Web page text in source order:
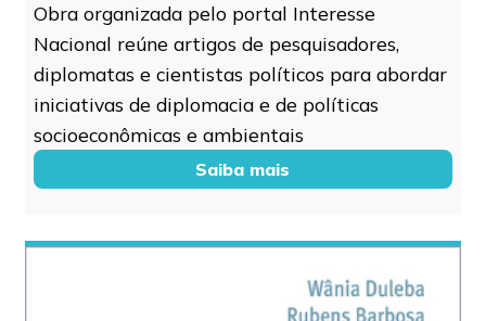
Obra organizada pelo portal Interesse
Nacional reúne artigos de pesquisadores,
diplomatas e cientistas políticos para abordar
iniciativas de diplomacia e de políticas
socioeconômicas e ambientais
Saiba mais